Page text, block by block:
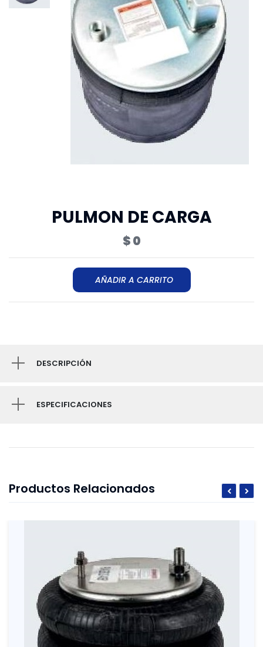
PULMON DE CARGA
$ 0
AÑADIR A CARRITO
DESCRIPCIÓN
ESPECIFICACIONES
Productos Relacionados